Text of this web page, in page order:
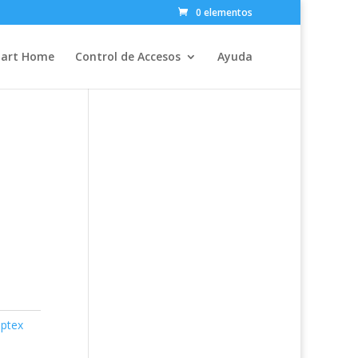
0 elementos
Home Control de Accesos Ayuda